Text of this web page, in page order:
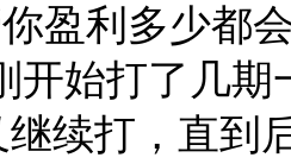
盈利多少都
开始打了几
续打，直到